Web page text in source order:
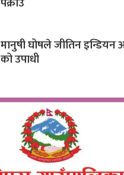
मानुषी घोषले जीतिन
को उपाधी